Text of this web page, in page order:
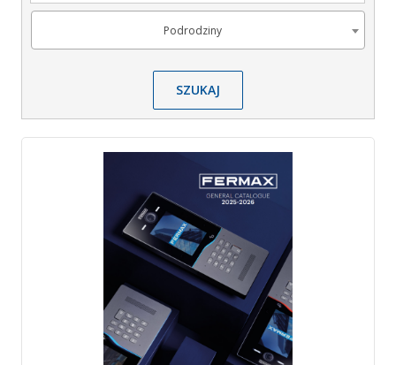
Podrodziny
SZUKAJ